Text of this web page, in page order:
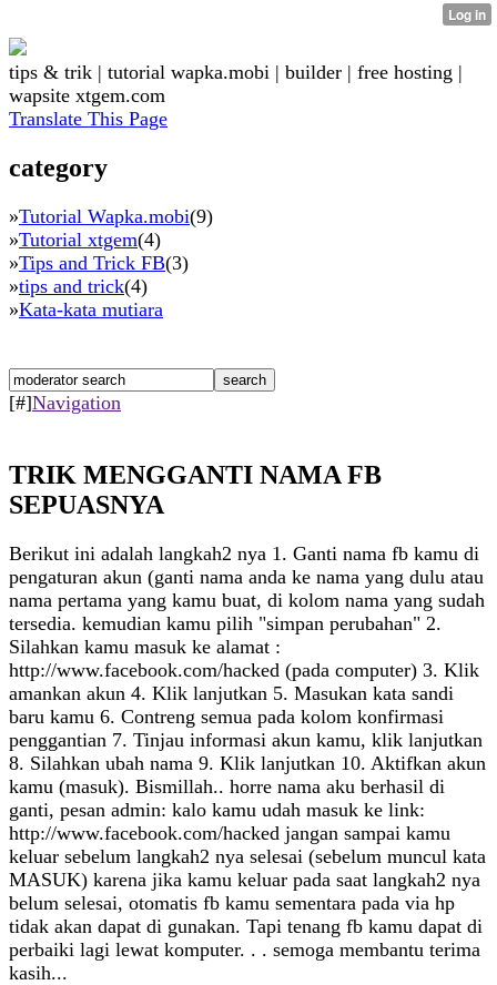
tips & trik | tutorial wapka.mobi | builder | free hosting |
wapsite xtgem.com
Translate This Page
category
»Tutorial Wapka.mobi(9)
»Tutorial xtgem(4)
»Tips and Trick FB(3)
»tips and trick(4)
»Kata-kata mutiara
[#]Navigation
TRIK MENGGANTI NAMA FB
SEPUASNYA
Berikut ini adalah langkah2 nya 1. Ganti nama fb kamu di
pengaturan akun (ganti nama anda ke nama yang dulu atau
nama pertama yang kamu buat, di kolom nama yang sudah
tersedia. kemudian kamu pilih "simpan perubahan" 2.
Silahkan kamu masuk ke alamat :
http://www.facebook.com/hacked (pada computer) 3. Klik
amankan akun 4. Klik lanjutkan 5. Masukan kata sandi
baru kamu 6. Contreng semua pada kolom konfirmasi
penggantian 7. Tinjau informasi akun kamu, klik lanjutkan
8. Silahkan ubah nama 9. Klik lanjutkan 10. Aktifkan akun
kamu (masuk). Bismillah.. horre nama aku berhasil di
ganti, pesan admin: kalo kamu udah masuk ke link:
http://www.facebook.com/hacked jangan sampai kamu
keluar sebelum langkah2 nya selesai (sebelum muncul kata
MASUK) karena jika kamu keluar pada saat langkah2 nya
belum selesai, otomatis fb kamu sementara pada via hp
tidak akan dapat di gunakan. Tapi tenang fb kamu dapat di
perbaiki lagi lewat komputer. . . semoga membantu terima
kasih...